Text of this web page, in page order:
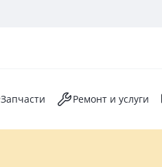
Запчасти Ремонт и услуги